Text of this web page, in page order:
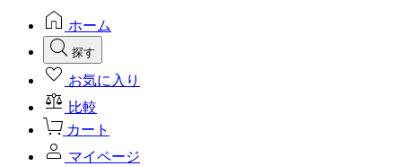
ホーム
探す
お気に入り
比較
カート
マイページ